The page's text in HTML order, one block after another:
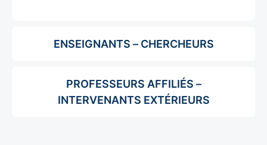
ENSEIGNANTS – CHERCHEURS
PROFESSEURS AFFILIÉS –
INTERVENANTS EXTÉRIEURS